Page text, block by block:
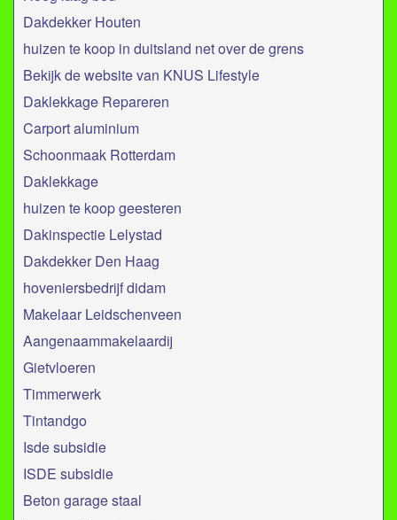
Dakdekker Houten
huizen te koop in duitsland net over de grens
Bekijk de website van KNUS Lifestyle
Daklekkage Repareren
Carport aluminium
Schoonmaak Rotterdam
Daklekkage
huizen te koop geesteren
Dakinspectie Lelystad
Dakdekker Den Haag
hoveniersbedrijf didam
Makelaar Leidschenveen
Aangenaammakelaardij
Gietvloeren
Timmerwerk
Tintandgo
Isde subsidie
ISDE subsidie
Beton garage staal